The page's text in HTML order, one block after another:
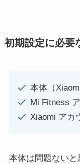
初期設定に必要
本体（
Mi Fitness
Xiaomi アカ
本体は問題ない